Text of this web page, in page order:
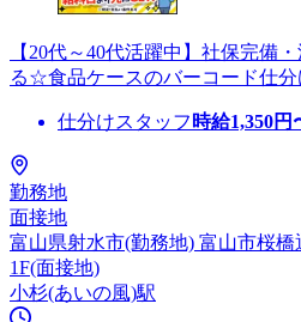
【20代～40代活躍中】社保完備
る☆食品ケースのバーコード仕分
仕分けスタッフ 時給1,350円
勤務地
面接地
富山県射水市(勤務地) 富山市桜
1F(面接地)
小杉(あいの風)駅